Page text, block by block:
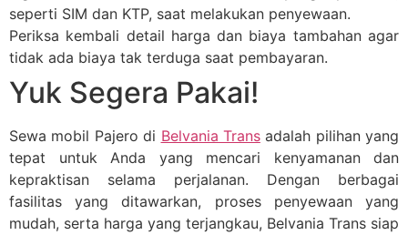
seperti SIM dan KTP, saat melakukan penyewaan.
Periksa kembali detail harga dan biaya tambahan agar
tidak ada biaya tak terduga saat pembayaran.
Yuk Segera Pakai!
Sewa mobil Pajero di Belvania Transadalah pilihan yang
tepat untuk Anda yang mencari kenyamanan dan
kepraktisan selama perjalanan. Dengan berbagai
fasilitas yang ditawarkan, proses penyewaan yang
mudah, serta harga yang terjangkau, Belvania Trans siap